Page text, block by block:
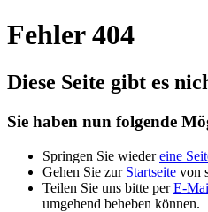
Fehler 404
Diese Seite gibt es
Sie haben nun folgende
Springen Sie wiedereine
Gehen Sie zur Startseite von
Teilen Sie uns bitte perE-
umgehend beheben können.